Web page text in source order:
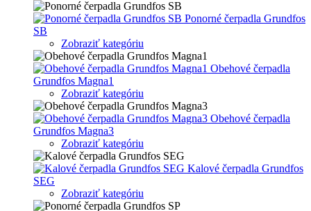
Ponorné čerpadla Grundfos
SB
Zobraziť kategóriu
Obehové čerpadla
Grundfos Magna1
Zobraziť kategóriu
Obehové čerpadla
Grundfos Magna3
Zobraziť kategóriu
Kalové čerpadla Grundfos
SEG
Zobraziť kategóriu